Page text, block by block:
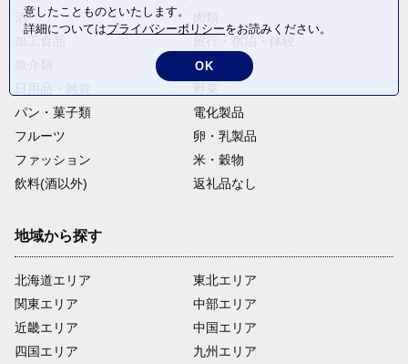
酒
麺類
パン・菓子類
電化製品
フルーツ
卵・乳製品
ファッション
米・穀物
飲料(酒以外)
返礼品なし
地域から探す
北海道エリア
関東エリア
近畿エリア
四国エリア
東北エリア
中部エリア
中国エリア
九州エリア
意したことものといたします。
詳細についてはプライバシーポリシーをお読みください。
OK